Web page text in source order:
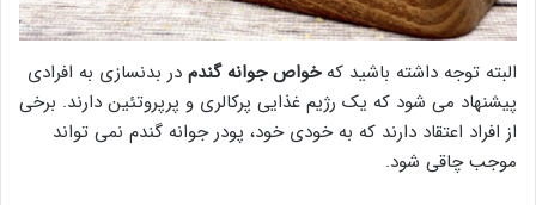
البته توجه داشته باشید کهخواص جوانه گندم در بدنسازی به افرادی
پیشنهاد می شود که یک رژیم غذایی پرکالری و پرپروتئین دارند. برخی
از افراد اعتقاد دارند که به خودی خود، پودر جوانه گندم نمی تواند
موجب چاقی شود.